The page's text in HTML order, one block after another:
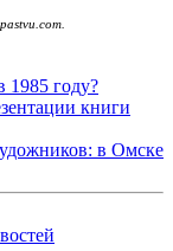
pastvu.com.
году?
книги
в Омске